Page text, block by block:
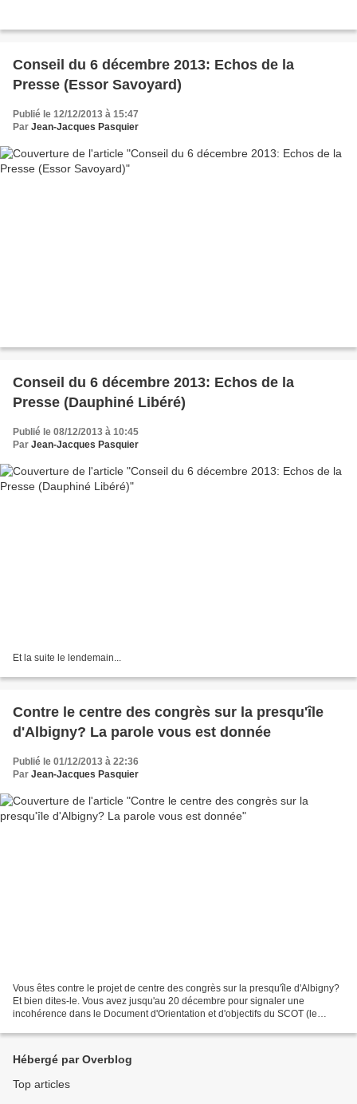
Conseil du 6 décembre 2013: Echos de la
Presse (Essor Savoyard)
Publié le 12/12/2013 à 15:47
Par Jean-Jacques Pasquier
Conseil du 6 décembre 2013: Echos de la
Presse (Dauphiné Libéré)
Publié le 08/12/2013 à 10:45
Par Jean-Jacques Pasquier
Et la suite le lendemain...
Contre le centre des congrès sur la presqu'île
d'Albigny? La parole vous est donnée
Publié le 01/12/2013 à 22:36
Par Jean-Jacques Pasquier
Vous êtes contre le projet de centre des congrès sur la presqu'île d'Albigny?
Et bien dites-le. Vous avez jusqu'au 20 décembre pour signaler une
incohérence dans le Document d'Orientation et d'objectifs du SCOT (le
Hébergé par Overblog
Top articles